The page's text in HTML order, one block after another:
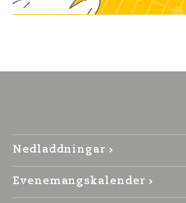
Nedladdningar
Evenemangskalender